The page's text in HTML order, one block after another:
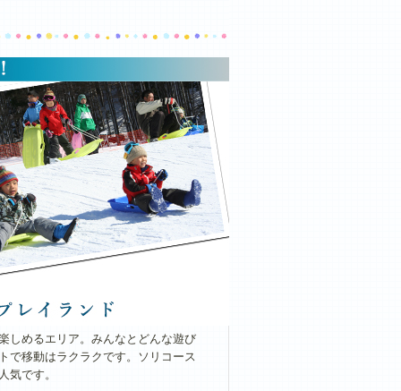
しめるエリア。みんなとどんな遊び
で移動はラクラクです。ソリコース
気です。